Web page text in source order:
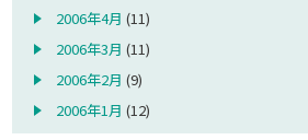
2006年4月 (11)
2006年3月 (11)
2006年2月 (9)
2006年1月 (12)